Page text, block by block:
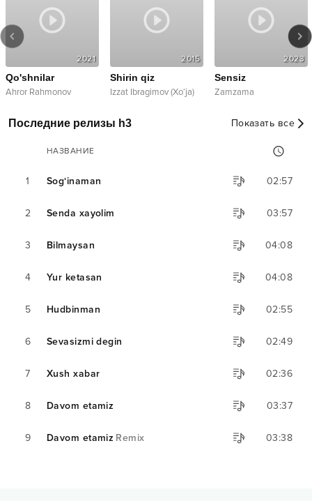
2021
Qo'shnilar
Ahror Rahmonov
2015
Shirin qiz
Izzat Ibragimov (Xo‘ja)
2023
Sensiz
Zamzama
Последние релизы h3 Показать все
НАЗВАНИЕ
1 Sog‘inaman 02:57
2 Senda xayolim 03:57
3 Bilmaysan 04:08
4 Yur ketasan 04:08
5 Hudbinman 02:55
6 Sevasizmi degin 02:49
7 Xush xabar 02:36
8 Davom etamiz 03:37
9 Davom etamiz Remix 03:38